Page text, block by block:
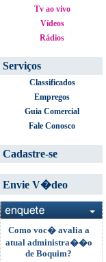
Tv ao vivo
Vídeos
Rádios
Serviços
Classificados
Empregos
Guia Comercial
Fale Conosco
Cadastre-se
Envie V�deo
Como voc� avalia a
atual administra��o
de Boquim?